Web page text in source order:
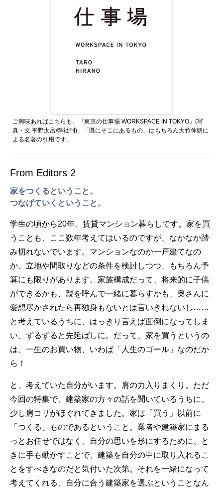
ご興味あればこちらも。『東京の仕事場 WORKSPACE IN TOKYO』(写
真・文 平野太呂/弊社刊)。「既にそこにあるもの」はもちろん大竹伸朗に
よる名著の引用です。
From Editors 2
家をつくるということ。
つなげていくということ。
学生の頃から20年、賃貸マンション暮らしです。家を買
うことも、ここ数年考えてはいるのですが、なかなか踏
み切れないでいます。マンションなのか一戸建てなの
か、立地や間取りなどの条件を検討しつつ、もちろん予
算にも限りがあります。家族構成だって、将来的に子供
ができるかも、親を呼んで一緒に暮らすかも、奥さんに
愛想尽かされたら再独身もないとは言いきれないし……
と考えているうちに、はっきり言えば面倒になってしま
い、ずるずると先延ばしに。だって、家を買うというの
は、一生のお買い物、いわば「人生のゴール」なのだか
ら！
と、考えていた自分がいます。肩の力入りまくり。ただ
今回の特集で、建築家の方々の話を聞いているうちに、
少し肩コリがほぐれてきました。家は「買う」以前に
「つくる」ものであるということ。業者や建築家にまる
っとお任せではなく、自分の思いを形にするために、と
きに手も動かすことで、建築を自分の中に取り入れるこ
とをすべきなのだと気付いた次第。それを一緒になって
考えてくれる、自分に合う建築家を選ぶということなん